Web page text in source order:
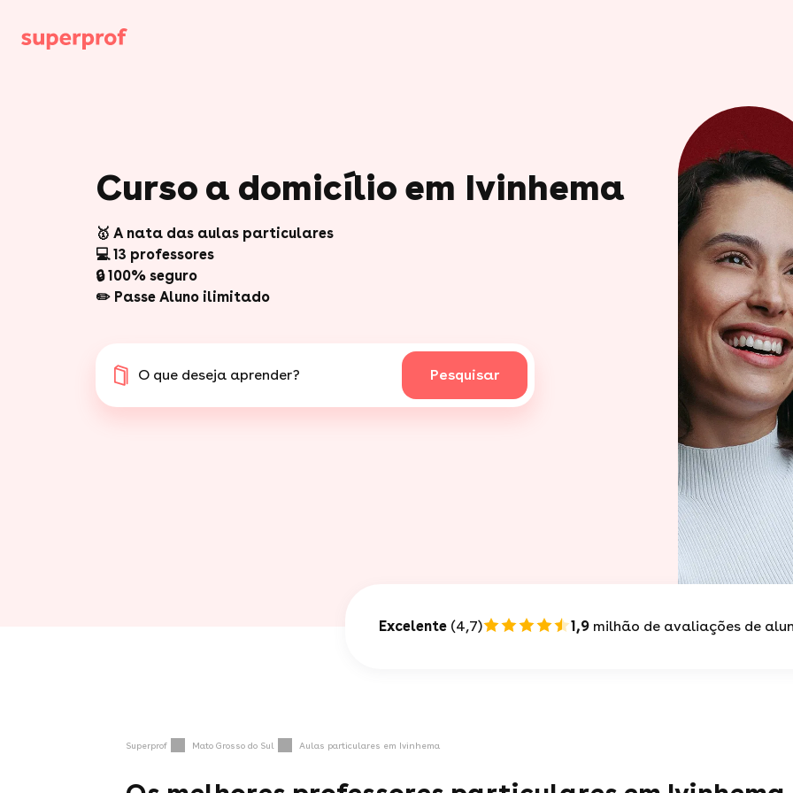
Curso a domicílio em Ivinhema
🥇 A nata das aulas particulares
💻 13 professores
🔒 100% seguro
✏️ Passe Aluno ilimitado
O que deseja aprender? Pesquisar
Excelente (4,7) 1,9 milhão de avaliações de
Superprof Mato Grosso do Sul Aulas particulares em Ivinhema